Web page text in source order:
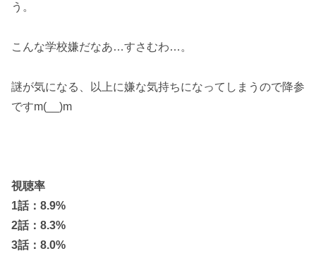
う。
こんな学校嫌だなあ…すさむわ…。
謎が気になる、以上に嫌な気持ちになってしまうので降参
ですm(__)m
視聴率
1話：8.9%
2話：8.3%
3話：8.0%